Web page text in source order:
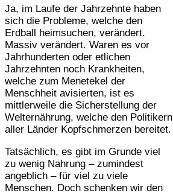
Ja, im Laufe der Jahrzehnte haben
sich die Probleme, welche den
Erdball heimsuchen, verändert.
Massiv verändert. Waren es vor
Jahrhunderten oder etlichen
Jahrzehnten noch Krankheiten,
welche zum Menetekel der
Menschheit avisierten, ist es
mittlerweile die Sicherstellung der
Welternährung, welche den Politikern
aller Länder Kopfschmerzen bereitet.
Tatsächlich, es gibt im Grunde viel
zu wenig Nahrung – zumindest
angeblich – für viel zu viele
Menschen. Doch schenken wir den